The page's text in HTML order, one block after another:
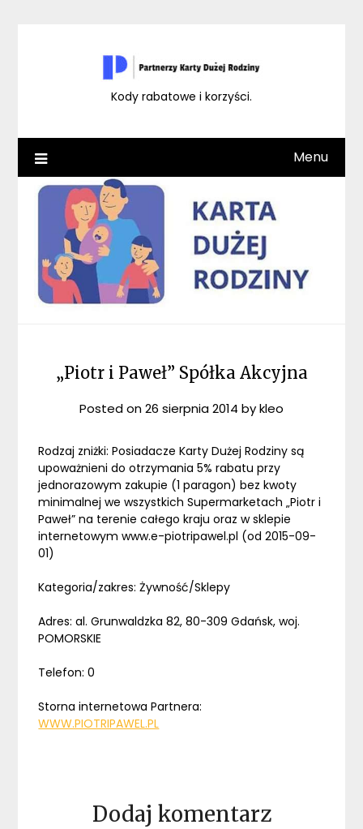
Kody rabatowe i korzyści.
Menu
„Piotr i Paweł” Spółka Akcyjna
Posted on26 sierpnia 2014 bykleo
Rodzaj zniżki: Posiadacze Karty Dużej Rodziny są
upoważnieni do otrzymania 5% rabatu przy
jednorazowym zakupie (1 paragon) bez kwoty
minimalnej we wszystkich Supermarketach „Piotr i
Paweł” na terenie całego kraju oraz w sklepie
internetowym www.e-piotripawel.pl (od 2015-09-
01)
Kategoria/zakres: Żywność/Sklepy
Adres: al. Grunwaldzka 82, 80-309 Gdańsk, woj.
POMORSKIE
Telefon: 0
Storna internetowa Partnera:
WWW.PIOTRIPAWEL.PL
Dodaj komentarz